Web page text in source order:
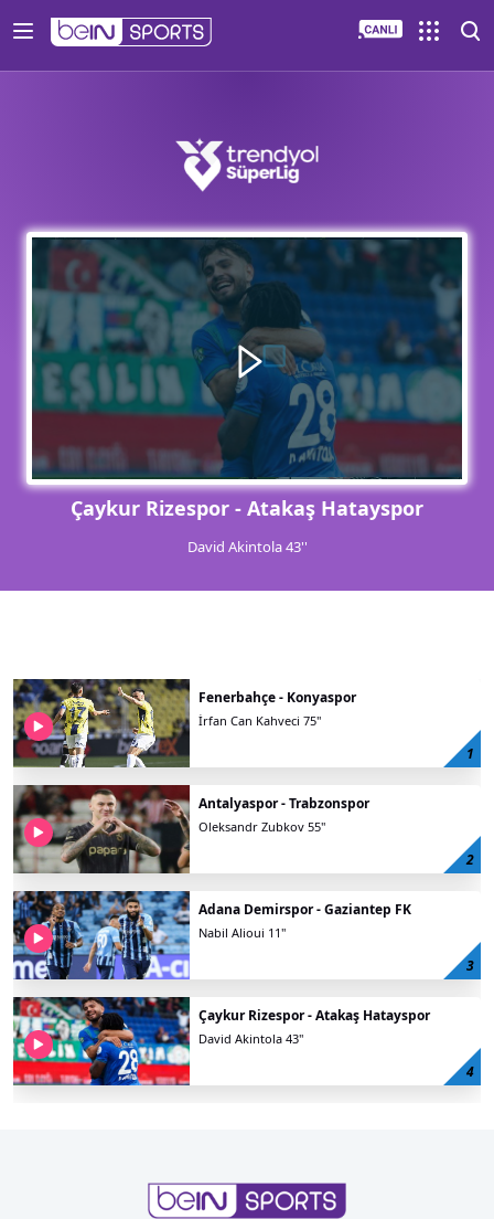
00:00 01:08
Çaykur Rizespor - Atakaş Hatayspor
David Akintola 43''
Fenerbahçe - Konyaspor
İrfan Can Kahveci 75''
1
Antalyaspor - Trabzonspor
Oleksandr Zubkov 55''
2
Adana Demirspor - Gaziantep FK
Nabil Alioui 11''
3
Çaykur Rizespor - Atakaş Hatayspor
David Akintola 43''
4